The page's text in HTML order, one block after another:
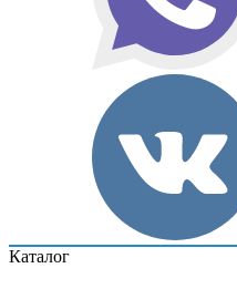
Каталог